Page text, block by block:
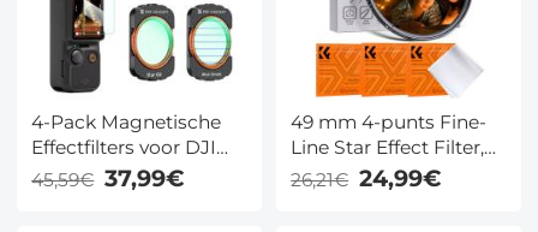
4-Pack Magnetische
Effectfilters voor DJI
Osmo Pocket 3 – Black
Mist 1/4, Star Filter,
45,59€ 37,99€
49 mm 4-punts Fine-
Line Star Effect Filter,
Cine & Dreamlike
Special Filter, 18-laags
26,21€ 24,99€